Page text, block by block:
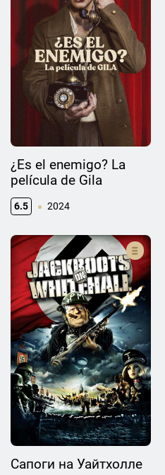
¿Es el enemigo? La
película de Gila
6.5 2024
Сапоги на Уайтхолле